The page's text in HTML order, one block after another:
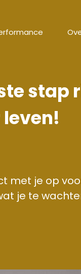
stap
met je op
je te